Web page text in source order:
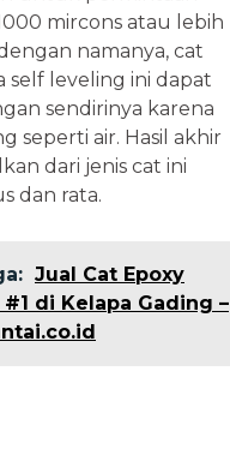
mircons atau lebih
namanya, cat
self leveling ini dapat
sendirinya karena
seperti air. Hasil akhir
dari jenis cat ini
dan rata.
Jual Cat Epoxy
di Kelapa Gading –